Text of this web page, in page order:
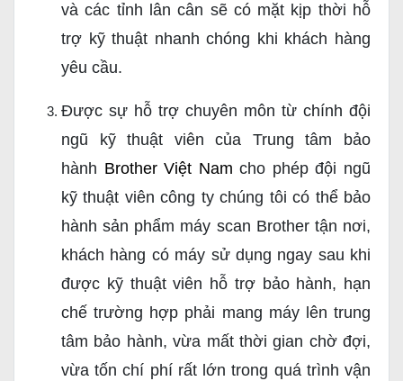
và các tỉnh lân cân sẽ có mặt kịp thời hỗ
trợ kỹ thuật nhanh chóng khi khách hàng
yêu cầu.
Được sự hỗ trợ chuyên môn từ chính đội
ngũ kỹ thuật viên của Trung tâm bảo
hành Brother Việt Nam cho phép đội ngũ
kỹ thuật viên công ty chúng tôi có thể bảo
hành sản phẩm máy scan Brother tận nơi,
khách hàng có máy sử dụng ngay sau khi
được kỹ thuật viên hỗ trợ bảo hành, hạn
chế trường hợp phải mang máy lên trung
tâm bảo hành, vừa mất thời gian chờ đợi,
vừa tốn chí phí rất lớn trong quá trình vận